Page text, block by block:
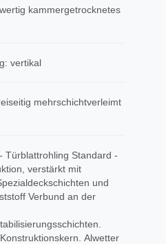
kammergetrocknetes
vertikal
mehrschichtverleimt
Türblattrohling Standard -
verstärkt mit
und
Verbund an der
Alwetter